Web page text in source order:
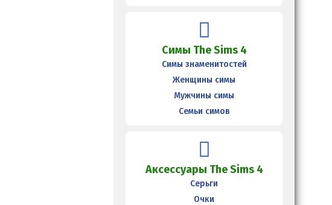
Симы The Sims 4
Симы знаменитостей
Женщины симы
Мужчины симы
Семьи симов
Аксессуары The Sims 4
Серьги
Очки